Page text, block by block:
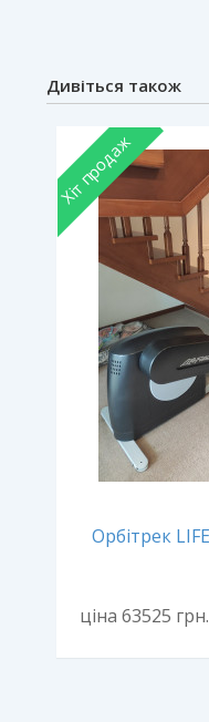
Дивіться також
Хіт продаж
Орбітрек
ціна 63525 грн.